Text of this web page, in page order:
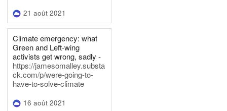
21 août 2021
Climate emergency: what
Green and Left-wing
activists get wrong, sadly -
https://jamesomalley.substa
ck.com/p/were-going-to-
have-to-solve-climate
16 août 2021